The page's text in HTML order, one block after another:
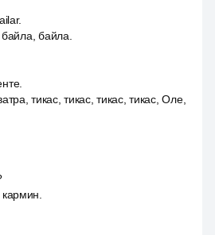
байла.
тикас, тикас, тикас, тикас, Оле,